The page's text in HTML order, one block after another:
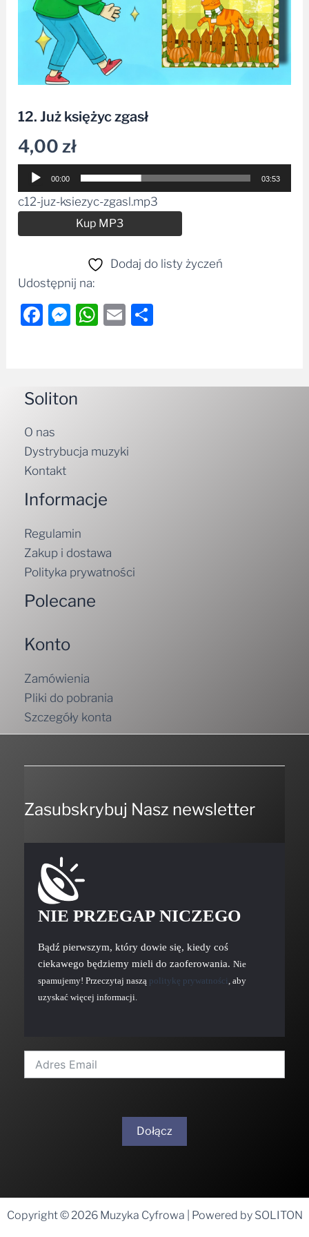
12. Już księżyc zgasł
4,00zł
Odtwarzacz
plików
dźwiękowych
00:00 03:53
c12-juz-ksiezyc-zgasl.mp3
Kup MP3
Dodaj do listy życzeń
Udostępnij na:
Facebook
Messenger
WhatsApp
Email
Soliton
O nas
Dystrybucja muzyki
Kontakt
Informacje
Regulamin
Zakup i dostawa
Polityka prywatności
Polecane
Konto
Zamówienia
Pliki do pobrania
Szczegóły konta
Zasubskrybuj Nasz newsletter
NIE PRZEGAP NICZEGO
Bądź pierwszym, który dowie się, kiedy coś
ciekawego będziemy mieli do zaoferowania. Nie
spamujemy! Przeczytaj naszą politykę prywatności, aby
uzyskać więcej informacji.
Dołącz
Copyright © 2026 Muzyka Cyfrowa | Powered by SOLITON